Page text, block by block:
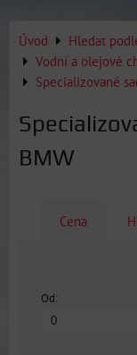
Úvod Hledat
Vodní a olejové
Specializované
BMW
Cena
Od: